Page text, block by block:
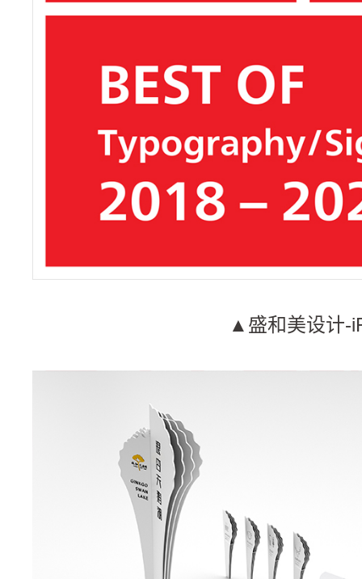
▲盛和美设计-